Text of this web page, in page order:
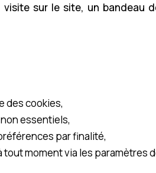
sur le site, un bandeau
des cookies,
essentiels,
par finalité,
tout moment via les paramètres